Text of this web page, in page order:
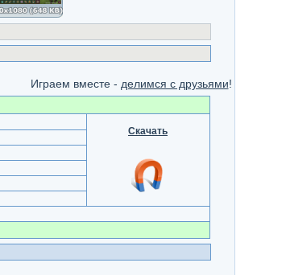
Играем вместе - делимся с друзьями!
Скачать